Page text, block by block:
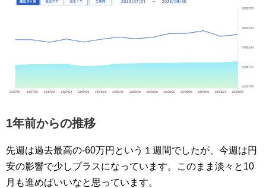
1年前からの推移
先週は過去最高の-60万円という１週間でしたが、今週は円
安の影響で少しプラスになっています。このまま淡々と10
月も進めばいいなと思っています。